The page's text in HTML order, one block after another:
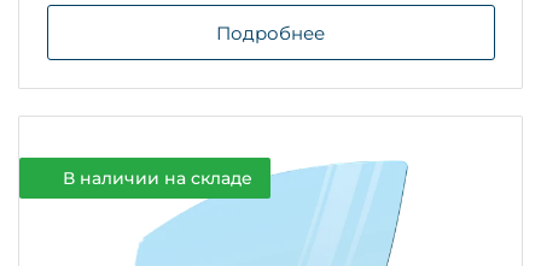
Подробнее
В наличии на складе